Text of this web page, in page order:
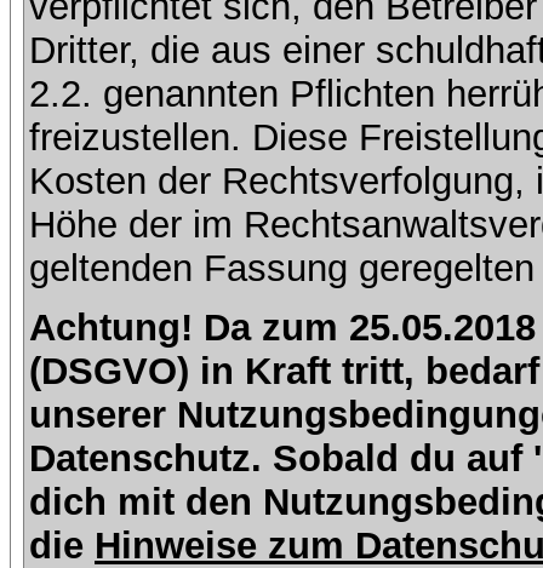
Dritter, die aus einer
2.2. genannten Pflichten
freizustellen. Diese
Kosten der
Höhe der im
geltenden Fassung
Achtung! Da zum
(DSGVO) in Kraft tritt,
unserer
Datenschutz. Sobald du
dich mit den
die Hinweise zum